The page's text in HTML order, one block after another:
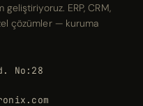
ERP, CRM,
çözümler — kuruma
No:28